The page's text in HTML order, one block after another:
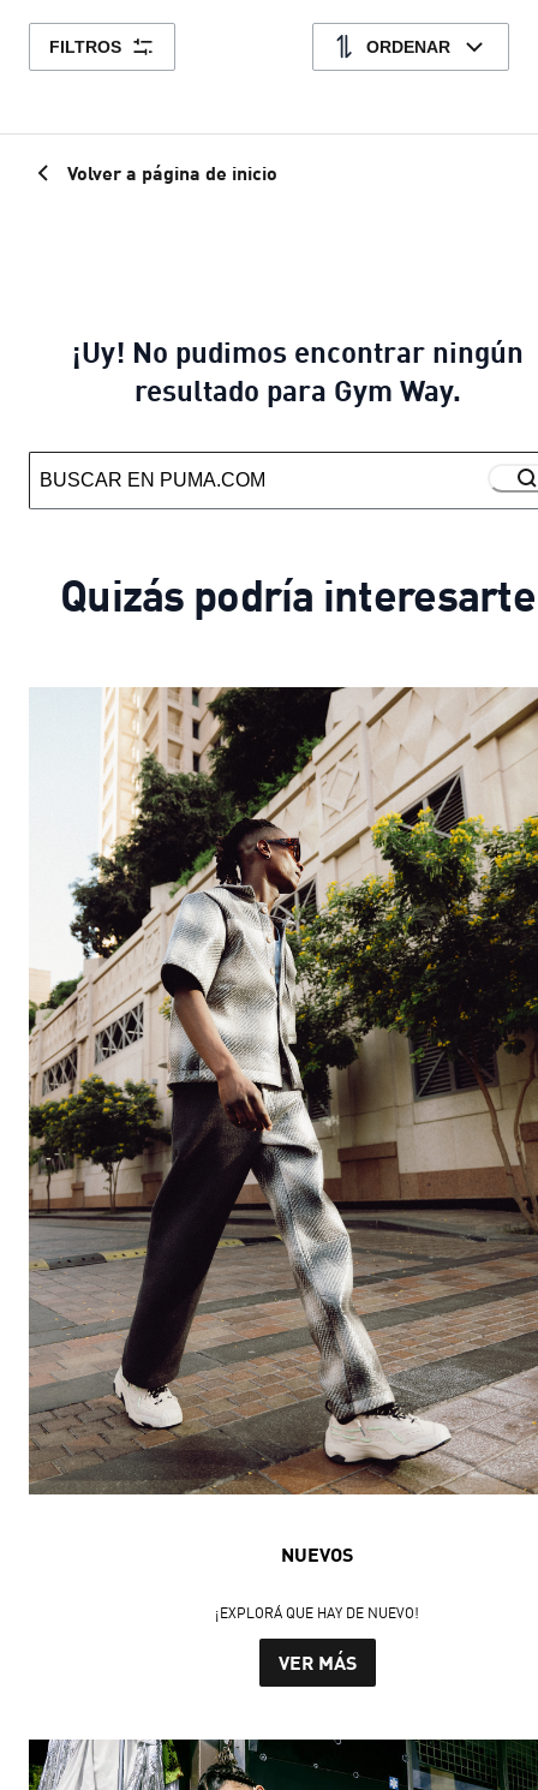
FILTROS ORDENAR
Volver a página de inicio
¡Uy! No pudimos encontrar ningún
resultado para Gym Way.
Quizás podría interesarte
NUEVOS
¡EXPLORÁ QUE HAY DE NUEVO!
VER MÁS